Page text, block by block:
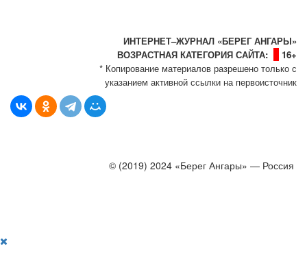
ИНТЕРНЕТ–ЖУРНАЛ «БЕРЕГ АНГАРЫ»
ВОЗРАСТНАЯ КАТЕГОРИЯ САЙТА:
16+
* Копирование материалов разрешено только с
указанием активной ссылки на первоисточник
© (2019) 2024 «Берег Ангары» — Россия